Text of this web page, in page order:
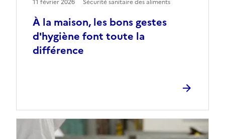
À la maison, les bons gestes
d'hygiène font toute la
différence
11 février 2026 Sécurité sanitaire des aliments